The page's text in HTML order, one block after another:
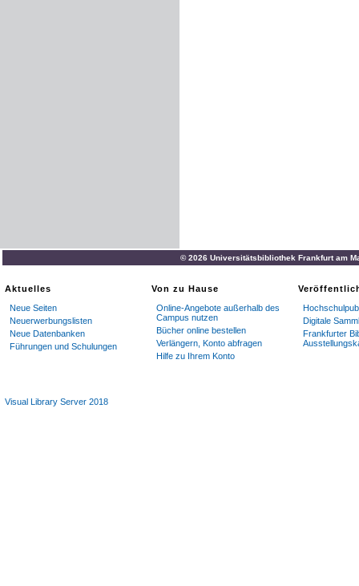
© 2026 Universitätsbibliothek Frankfurt am
Aktuelles
Neue Seiten
Neuerwerbungslisten
Neue Datenbanken
Führungen und Schulungen
Von zu Hause
Online-Angebote außerhalb des
Campus nutzen
Bücher online bestellen
Verlängern, Konto abfragen
Hilfe zu Ihrem Konto
Digitale
Frankfurter
Visual Library Server 2018